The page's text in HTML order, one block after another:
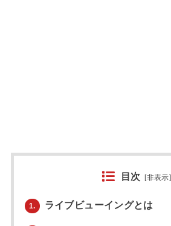
目次 [非表示]
1. ライブビューイングとは